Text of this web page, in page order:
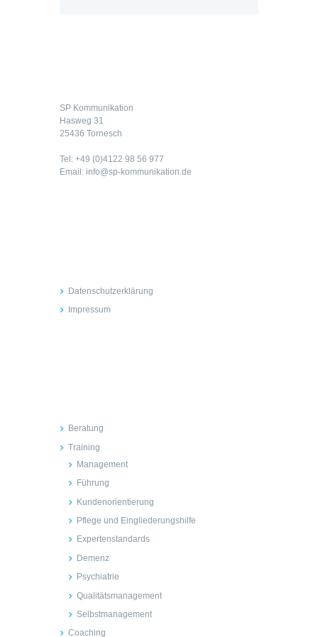
SP Kommunikation
Hasweg 31
25436 Tornesch
Tel: +49 (0)4122 98 56 977
Email: info@sp-kommunikation.de
Datenschutzerklärung
Impressum
Beratung
Training
Management
Führung
Kundenorientierung
Pflege und Eingliederungshilfe
Expertenstandards
Demenz
Psychiatrie
Qualitätsmanagement
Selbstmanagement
Coaching